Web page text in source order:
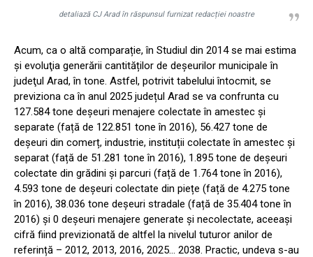
detaliază CJ Arad în răspunsul furnizat redacției noastre
Acum, ca o altă comparație, în Studiul din 2014 se mai estima
și evoluţia generării cantităților de deşeurilor municipale în
judeţul Arad, în tone. Astfel, potrivit tabelului întocmit, se
previziona ca în anul 2025 județul Arad se va confrunta cu
127.584 tone deșeuri menajere colectate în amestec și
separate (față de 122.851 tone în 2016), 56.427 tone de
deșeuri din comerț, industrie, instituții colectate în amestec și
separat (față de 51.281 tone în 2016), 1.895 tone de deșeuri
colectate din grădini și parcuri (față de 1.764 tone în 2016),
4.593 tone de deșeuri colectate din piețe (față de 4.275 tone
în 2016), 38.036 tone deșeuri stradale (față de 35.404 tone în
2016) și 0 deșeuri menajere generate și necolectate, aceeași
cifră fiind previzionată de altfel la nivelul tuturor anilor de
referință – 2012, 2013, 2016, 2025… 2038. Practic, undeva s-au